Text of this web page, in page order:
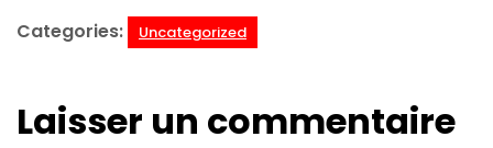
Categories:
Uncategorized
Laisser un commentaire